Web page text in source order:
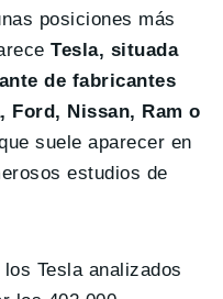
posiciones más
Tesla, situada
de fabricantes
Ford, Nissan, Ram o
suele aparecer en
estudios de
Tesla analizados